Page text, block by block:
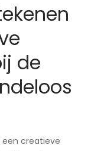
de
een creatieve